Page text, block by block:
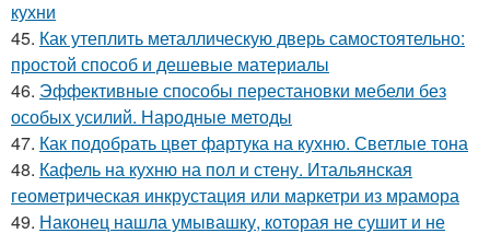
кухни
45. Как утеплить металлическую дверь самостоятельно:
простой способ и дешевые материалы
46. Эффективные способы перестановки мебели без
особых усилий. Народные методы
47. Как подобрать цвет фартука на кухню. Светлые тона
48. Кафель на кухню на пол и стену. Итальянская
геометрическая инкрустация или маркетри из мрамора
49. Наконец нашла умывашку, которая не сушит и не